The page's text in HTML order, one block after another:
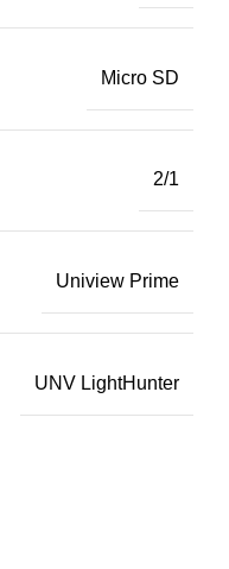
Micro SD
2/1
Uniview Prime
UNV LightHunter